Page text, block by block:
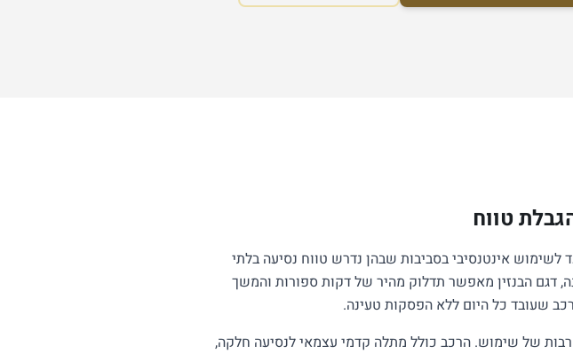
טווח
לשימוש אינטנסיבי בסביבות שבהן נדרש טווח נסיעה בלתי
מוגבלים לטווח של 60 קילומטר בטעינה, דגם הבנזין מאפשר תדלוק מהיר של דקות ספורות והמשך
שעובד כל היום ללא הפסקות טעינה.
של שימוש. הרכב כולל מתלה קדמי עצמאי לנסיעה חלקה,